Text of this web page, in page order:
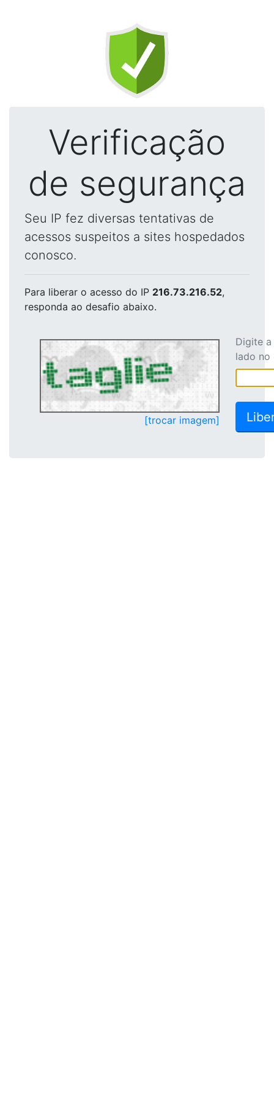
Verificação
de segurança
Seu IP fez diversas tentativas de
acessos suspeitos a sites hospedados
conosco.
Para liberar o acesso do IP 216.73.216.52,
responda ao desafio abaixo.
[trocar imagem]
Digite
lado no